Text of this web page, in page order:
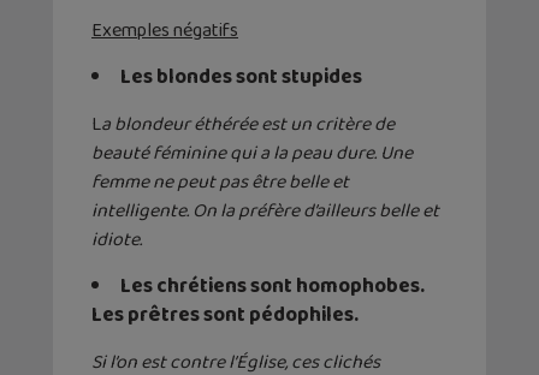
Exemplesnégatifs
Les blondes sont stupides
La blondeur éthérée est un critère de
beauté féminine qui a la peau dure. Une
femme ne peut pas être belle et
intelligente. On la préfère d’ailleurs belle et
idiote.
Les chrétiens sont homophobes.
Les prêtres sont pédophiles.
Sil’on estcontre l’Église, ces clichés